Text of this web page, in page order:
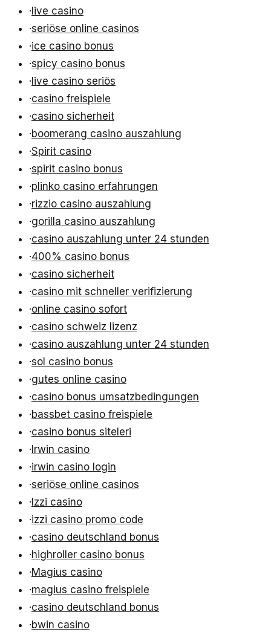
·live casino
·seriöse online casinos
·ice casino bonus
·spicy casino bonus
·live casino seriös
·casino freispiele
·casino sicherheit
·boomerang casino auszahlung
·Spirit casino
·spirit casino bonus
·plinko casino erfahrungen
·rizzio casino auszahlung
·gorilla casino auszahlung
·casino auszahlung unter 24 stunden
·400% casino bonus
·casino sicherheit
·casino mit schneller verifizierung
·online casino sofort
·casino schweiz lizenz
·casino auszahlung unter 24 stunden
·sol casino bonus
·gutes online casino
·casino bonus umsatzbedingungen
·bassbet casino freispiele
·casino bonus siteleri
·Irwin casino
·irwin casino login
·seriöse online casinos
·Izzi casino
·izzi casino promo code
·casino deutschland bonus
·highroller casino bonus
·Magius casino
·magius casino freispiele
·casino deutschland bonus
·bwin casino